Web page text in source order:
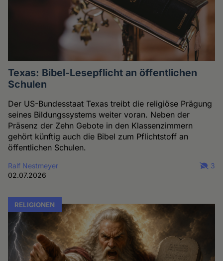
Texas: Bibel-Lesepflicht an öffentlichen
Schulen
Der US-Bundesstaat Texas treibt die religiöse Prägung
seines Bildungssystems weiter voran. Neben der
Präsenz der Zehn Gebote in den Klassenzimmern
gehört künftig auch die Bibel zum Pflichtstoff an
öffentlichen Schulen.
Ralf Nestmeyer
02.07.2026
3
RELIGIONEN